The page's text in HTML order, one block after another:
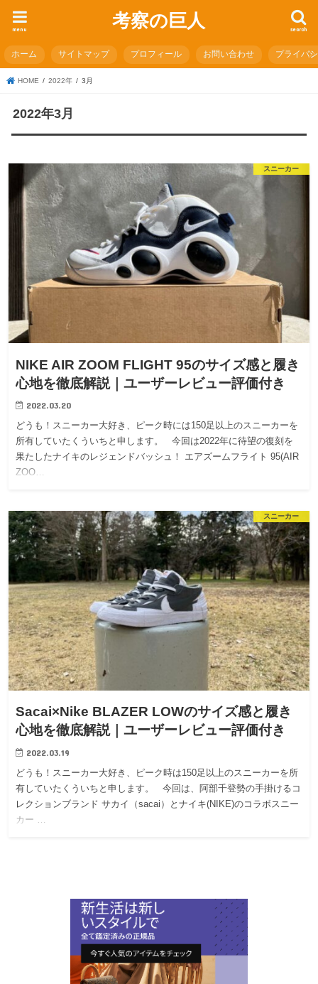
考察の巨人 search
menu
ホーム サイトマップ プロフィール お問い合わせ プライバ
HOME 2022年 3月
2022年3月
スニーカー
NIKE AIR ZOOM FLIGHT 95のサイズ感と履き
心地を徹底解説｜ユーザーレビュー評価付き
2022.03.20
どうも！スニーカー大好き、ピーク時には150足以上のスニーカーを
所有していたくういちと申します。 今回は2022年に待望の復刻を
果たしたナイキのレジェンドバッシュ！ エアズームフライト 95(AIR
ZOO…
スニーカー
Sacai×Nike BLAZER LOWのサイズ感と履き
心地を徹底解説｜ユーザーレビュー評価付き
2022.03.19
どうも！スニーカー大好き、ピーク時は150足以上のスニーカーを所
有していたくういちと申します。 今回は、阿部千登勢の手掛けるコ
レクションブランド サカイ（sacai）とナイキ(NIKE)のコラボスニー
カー …